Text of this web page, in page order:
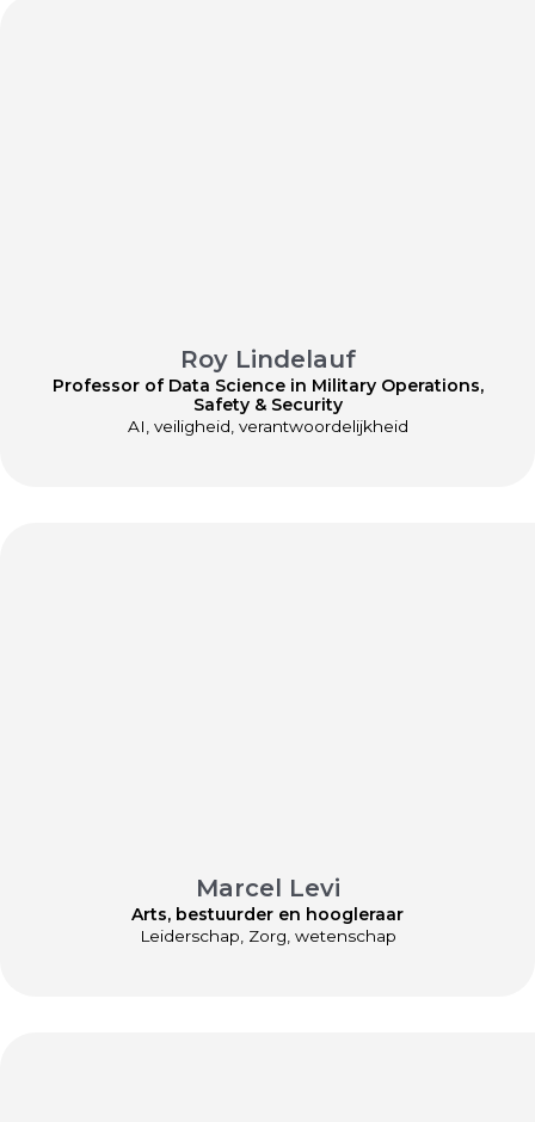
Roy Lindelauf
Professor of Data Science in Military Operations,
Safety & Security
AI, veiligheid, verantwoordelijkheid
Marcel Levi
Arts, bestuurder en hoogleraar
Leiderschap, Zorg, wetenschap